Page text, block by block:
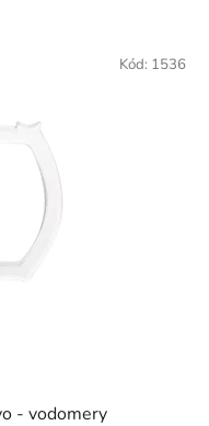
- vodomery
Kód: 1536